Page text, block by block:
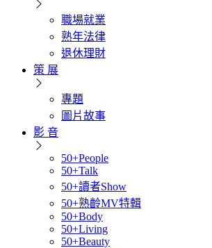
職場就業
熟年法律
退休理財
策 展
專題
圖片故事
影 音
50+People
50+Talk
50+讀者Show
50+熟齡MV特輯
50+Body
50+Living
50+Beauty